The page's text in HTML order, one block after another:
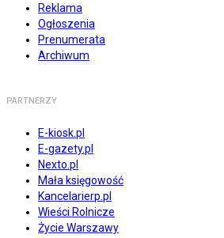
Reklama
Ogłoszenia
Prenumerata
Archiwum
PARTNERZY
E-kiosk.pl
E-gazety.pl
Nexto.pl
Mała księgowość
Kancelarierp.pl
Wieści Rolnicze
Życie Warszawy